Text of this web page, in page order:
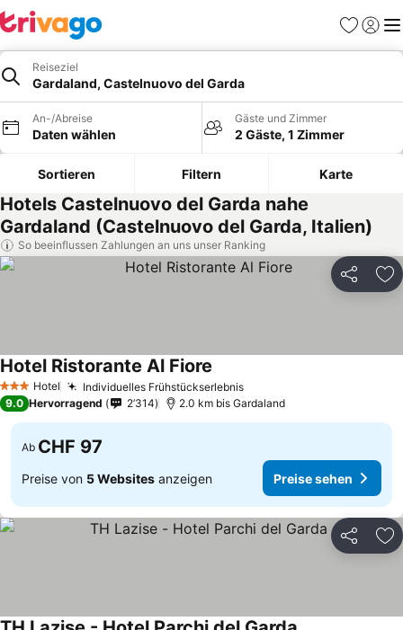
Favoriten
Reiseziel
Gardaland, Castelnuovo del Garda
An-/Abreise
Daten wählen
Gäste und Zimmer
2 Gäste, 1 Zimmer
Sortieren Filtern Karte
Hotels Castelnuovo del Garda nahe
Gardaland (Castelnuovo del Garda, Italien)
So beeinflussen Zahlungen an uns unser Ranking
Teilen
3 SterneHotel Individuelles Frühstückserlebnis
Hotel Ristorante Al Fiore
9.0 Hervorragend 2’314 2.0 km bis Gardaland
Ab CHF 97
Preise von 5 Websites anzeigen Preise sehen
Teilen